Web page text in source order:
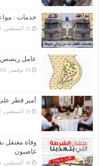
خدمات :
22 أغسطس، 2019
عامل ريسس
19 نوفمبر، 2016
أمير قطر
19 أغسطس، 2018
وفاة معتقل
غاضبون
10 أغسطس، 2016